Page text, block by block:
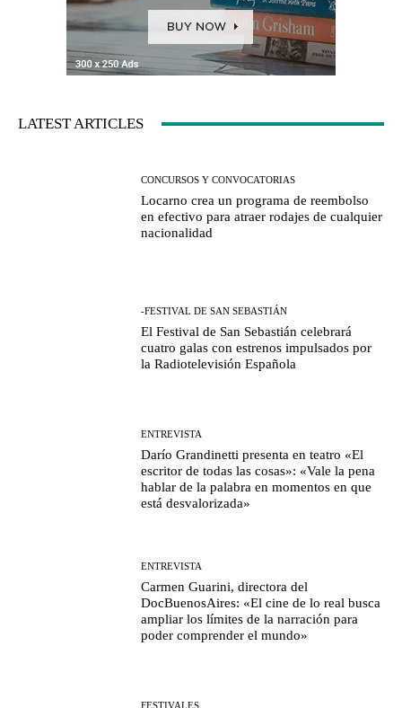
LATEST ARTICLES
CONCURSOS Y CONVOCATORIAS
Locarno crea un programa de reembolso
en efectivo para atraer rodajes de cualquier
nacionalidad
-FESTIVAL DE SAN SEBASTIÁN
El Festival de San Sebastián celebrará
cuatro galas con estrenos impulsados por
la Radiotelevisión Española
ENTREVISTA
Darío Grandinetti presenta en teatro «El
escritor de todas las cosas»: «Vale la pena
hablar de la palabra en momentos en que
está desvalorizada»
ENTREVISTA
Carmen Guarini, directora del
DocBuenosAires: «El cine de lo real busca
ampliar los límites de la narración para
poder comprender el mundo»
FESTIVALES